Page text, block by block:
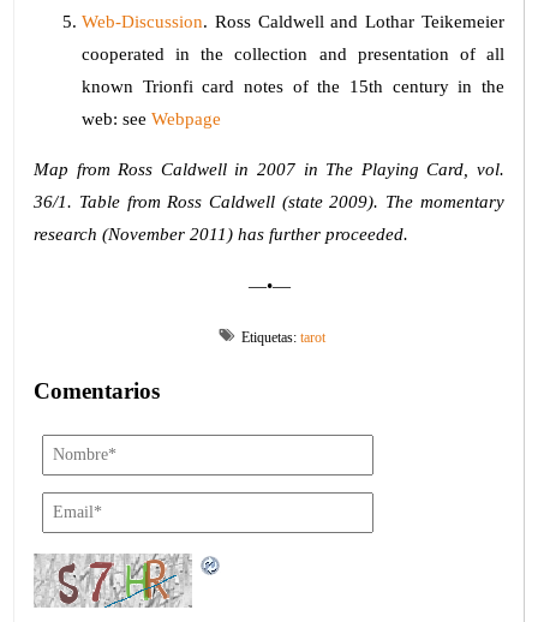
Web-Discussion. Ross Caldwell and Lothar Teikemeier
cooperated in the collection and presentation of all
known Trionfi card notes of the 15th century in the
web: seeWebpage
Map from Ross Caldwell in 2007 in The Playing Card, vol.
36/1. Table from Ross Caldwell (state 2009). The momentary
research (November 2011) has further proceeded.
—•—
Etiquetas: tarot
Comentarios